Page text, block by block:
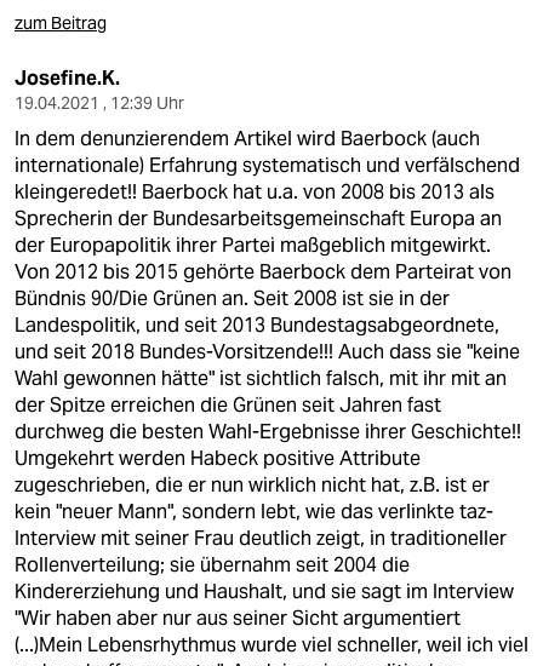
zum Beitrag
Josefine.K.
19.04.2021 , 12:39 Uhr
In dem denunzierendem Artikel wird Baerbock (auch
internationale) Erfahrung systematisch und verfälschend
kleingeredet!! Baerbock hat u.a. von 2008 bis 2013 als
Sprecherin der Bundesarbeitsgemeinschaft Europa an
der Europapolitik ihrer Partei maßgeblich mitgewirkt.
Von 2012 bis 2015 gehörte Baerbock dem Parteirat von
Bündnis 90/Die Grünen an. Seit 2008 ist sie in der
Landespolitik, und seit 2013 Bundestagsabgeordnete,
und seit 2018 Bundes-Vorsitzende!!! Auch dass sie "keine
Wahl gewonnen hätte" ist sichtlich falsch, mit ihr mit an
der Spitze erreichen die Grünen seit Jahren fast
durchweg die besten Wahl-Ergebnisse ihrer Geschichte!!
Umgekehrt werden Habeck positive Attribute
zugeschrieben, die er nun wirklich nicht hat, z.B. ist er
kein "neuer Mann", sondern lebt, wie das verlinkte taz-
Interview mit seiner Frau deutlich zeigt, in traditioneller
Rollenverteilung; sie übernahm seit 2004 die
Kindererziehung und Haushalt, und sie sagt im Interview
"Wir haben aber nur aus seiner Sicht argumentiert
(...)Mein Lebensrhythmus wurde viel schneller, weil ich viel